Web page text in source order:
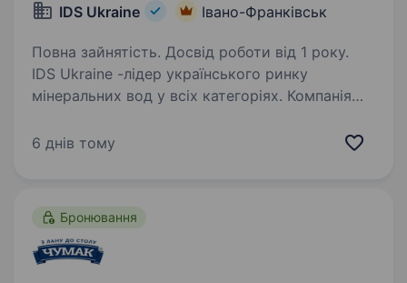
IDS Ukraine Івано-Франківськ
Повна зайнятість. Досвід роботи від 1 року.
IDS Ukraine -лідер українського ринку
мінеральних вод у всіх категоріях. Компанія
мінеральних вод, які видобуваються
6 днів тому
Бронювання